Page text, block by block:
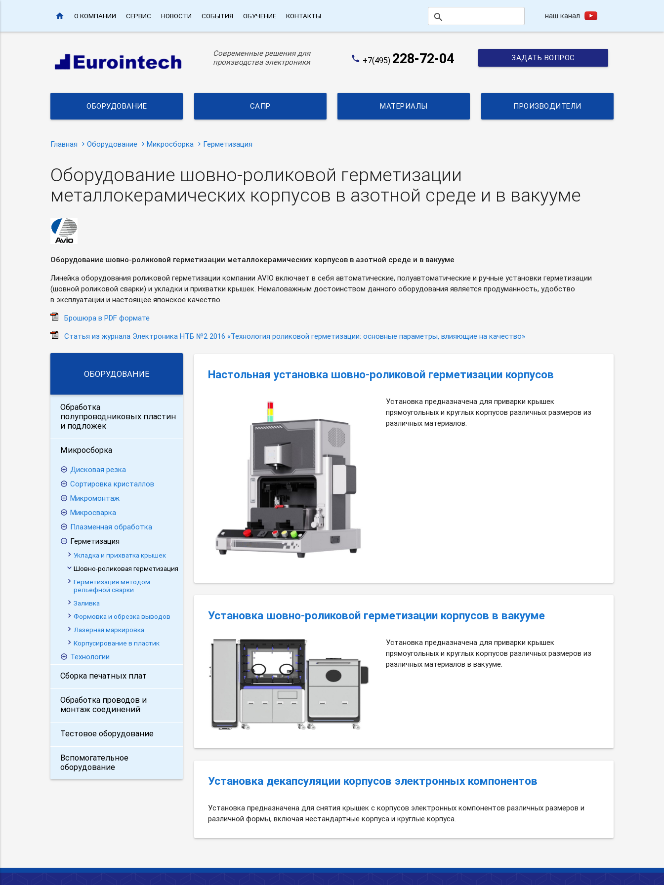
home О КОМПАНИИ СЕРВИС НОВОСТИ СОБЫТИЯ ОБУЧЕНИЕ КОНТАКТЫ search наш канал
Современные решения для
производства электроники
phone +7(495) 228-72-04 ЗАДАТЬ ВОПРОС
ОБОРУДОВАНИЕ САПР МАТЕРИАЛЫ ПРОИЗВОДИТЕЛИ
Главная Оборудование Микросборка Герметизация
Оборудование шовно-роликовой герметизации
металлокерамических корпусов в азотной среде и в вакууме
Оборудование шовно-роликовой герметизации металлокерамических корпусов в азотной среде и в вакууме
Линейка оборудования роликовой герметизации компании AVIO включает в себя автоматические, полуавтоматические и ручные установки герметизации
(шовной роликовой сварки) и укладки и прихватки крышек. Немаловажным достоинством данного оборудования является продуманность, удобство
в эксплуатации и настоящее японское качество.
Брошюра в PDF формате
Статья из журнала Электроника НТБ №2 2016 «Технология роликовой герметизации: основные параметры, влияющие на качество»
Настольная установка шовно-роликовой герметизации корпусов
Установка предназначена для приварки крышек
прямоугольных и круглых корпусов различных размеров из
различных материалов.
Установка шовно-роликовой герметизации корпусов в вакууме
Установка предназначена для приварки крышек
прямоугольных и круглых корпусов различных размеров из
различных материалов в вакууме.
Установка декапсуляции корпусов электронных компонентов
Установка предназначена для снятия крышек с корпусов электронных компонентов различных размеров и
различной формы, включая нестандартные корпуса и круглые корпуса.
ОБОРУДОВАНИЕ
Обработка
полупроводниковых пластин
и подложек
Микросборка
Дисковая резка
Cортировка кристаллов
Микромонтаж
Микросварка
Плазменная обработка
Герметизация
Укладка и прихватка крышек
Шовно-роликовая герметизация
Герметизация методом
рельефной сварки
Заливка
Формовка и обрезка выводов
Лазерная маркировка
Корпусирование в пластик
Технологии
Сборка печатных плат
Обработка проводов и
монтаж соединений
Тестовое оборудование
Вспомогательное
оборудование